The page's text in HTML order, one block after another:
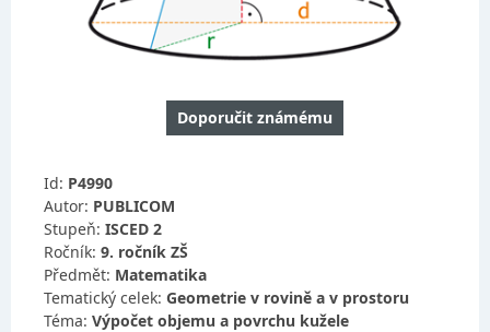
Doporučit známému
Id: P4990
Autor: PUBLICOM
Stupeň: ISCED 2
Ročník: 9. ročník ZŠ
Předmět: Matematika
Tematický celek: Geometrie v rovině a v prostoru
Téma: Výpočet objemu a povrchu kužele